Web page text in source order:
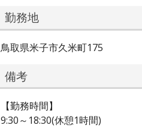
勤務地
鳥取県米子市久米町175
備考
【勤務時間】
9:30～18:30(休憩1時間)